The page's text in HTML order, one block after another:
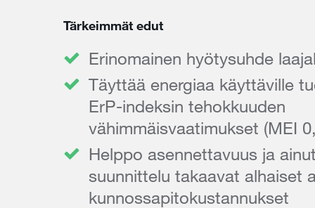
Tärkeimmät edut
Erinomainen hyötysuhde
Täyttää energiaa käyttäville
ErP-indeksin tehokkuuden
vähimmäisvaatimukset (MEI
Helppo asennettavuus ja
suunnittelu takaavat alhaiset
kunnossapitokustannukset